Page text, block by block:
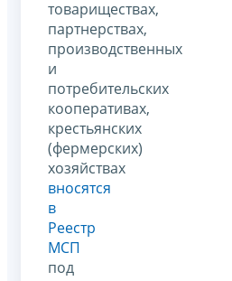
товариществах,
партнерствах,
производственных
и
потребительских
кооперативах,
крестьянских
(фермерских)
хозяйствах
вносятся
в
Реестр
МСП
под